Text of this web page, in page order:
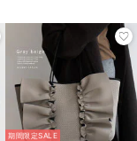
期間限定SALE